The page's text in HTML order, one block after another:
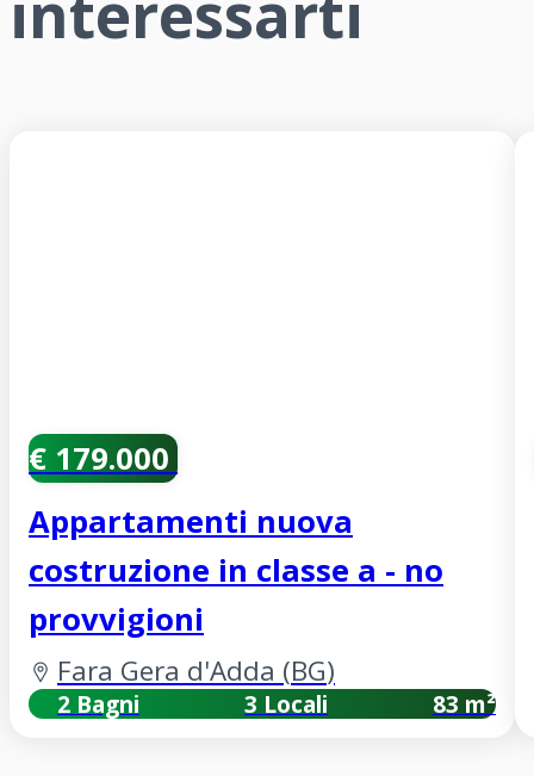
€ 179.000
Appartamenti nuova
costruzione in classe a - no
provvigioni
Fara Gera d'Adda (BG)
2 Bagni 3 Locali 83 m²